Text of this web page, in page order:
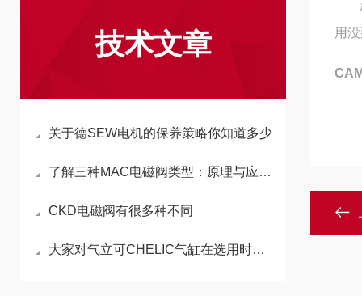
技术文章
关于德SEW电机的保养策略你知道多少
了解三种MAC电磁阀类型：原理与应用解析
CKD电磁阀有很多种不同
大家对气立可CHELIC气缸在选用时必须留意的几个方面开展详细介绍
磁
用